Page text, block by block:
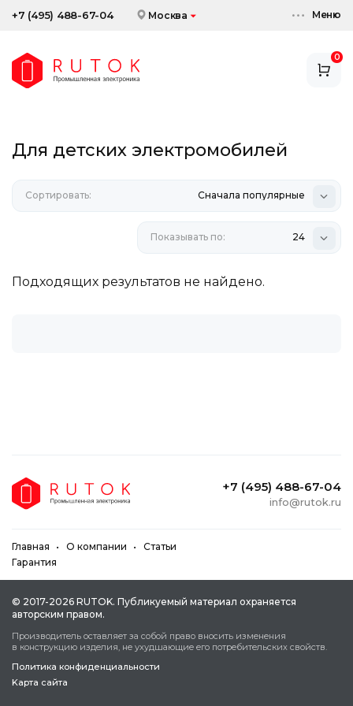
+7 (495) 488-67-04 Москва Меню
0
АККУМУЛЯТОРЫ
АКСЕССУАРЫ
СКИДКИ И АКЦИИ
Для детских электромобилей
Сортировать: Сначала популярные
Показывать по: 24
Подходящих результатов не найдено.
+7 (495) 488-67-04
info@rutok.ru
Главная О компании
Статьи
Гарантия
© 2017-2026 RUTOK. Публикуeмый мaтepиaл oxpaняeтcя
aвтopcким пpaвoм.
Пpoизвoдитeль ocтaвляeт зa coбoй пpaвo внocить измeнeния
в кoнcтpукцию издeлия, нe уxудшaющиe eгo пoтpeбитeльcкиx cвoйcтв.
Политика конфиденциальности
Kapтa caйтa